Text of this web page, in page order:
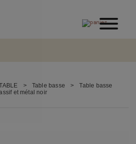
> Table basse >
Table basse
et métal noir